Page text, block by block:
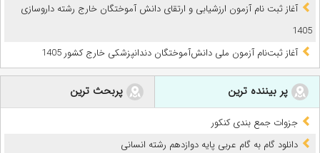
آغاز ثبت نام آزمون‌ ارزشیابی و ارتقای دانش آموختگان خارج رشته داروسازی
1405
آغاز ثبت‌نام آزمون ملی دانش‌آموختگان دندانپزشکی خارج کشور 1405
پر بیننده ترین پربحث ترین
جزوات جمع بندی کنکور
دانلود گام به گام عربی پایه دوازدهم رشته انسانی